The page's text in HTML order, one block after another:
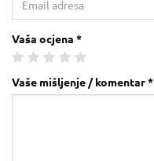
Vaša ocjena *
Vaše mišljenje / komentar *